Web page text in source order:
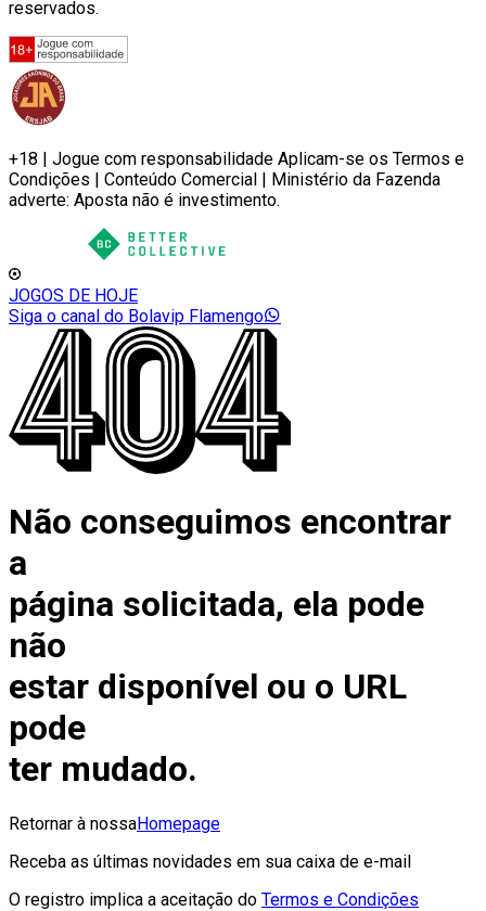
reservados.
+18 | Jogue com responsabilidade Aplicam-se os Termos e
Condições | Conteúdo Comercial | Ministério da Fazenda
adverte: Aposta não é investimento.
JOGOS DE HOJE
Siga o canal do Bolavip Flamengo
Não conseguimos encontrar
a
página solicitada, ela pode
não
estar disponível ou o URL
pode
ter mudado.
Retornar à nossaHomepage
Receba as últimas novidades em sua caixa de e-mail
O registro implica a aceitação do Termos e Condições